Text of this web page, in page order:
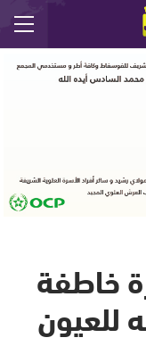
خاطفة
للعيون